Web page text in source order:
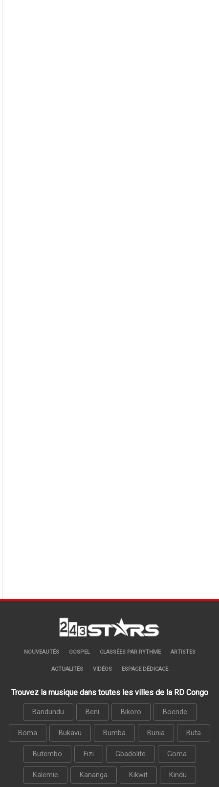
NOUVEAUTÉS GOSPEL CLASSÉES PAR RYTHME ARTISTES
ACTUALITÉS VIDÉOS ESPACE DÉDICACE
Trouvez la musique dans toutes les villes de la RD Congo
Bandundu Beni Bikoro Boende
Boma Bukavu Bumba Bunia Buta
Butembo Fizi Gbadolite Goma
Kalemie Kananga Kikwit Kindu